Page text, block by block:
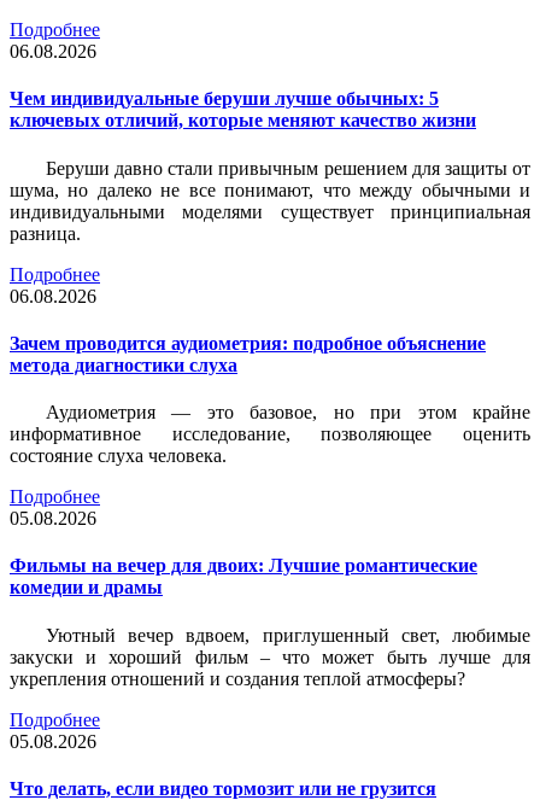
Подробнее
06.08.2026
Чем индивидуальные беруши лучше обычных: 5
ключевых отличий, которые меняют качество жизни
Беруши давно стали привычным решением для защиты от
шума, но далеко не все понимают, что между обычными и
индивидуальными моделями существует принципиальная
разница.
Подробнее
06.08.2026
Зачем проводится аудиометрия: подробное объяснение
метода диагностики слуха
Аудиометрия — это базовое, но при этом крайне
информативное исследование, позволяющее оценить
состояние слуха человека.
Подробнее
05.08.2026
Фильмы на вечер для двоих: Лучшие романтические
комедии и драмы
Уютный вечер вдвоем, приглушенный свет, любимые
закуски и хороший фильм – что может быть лучше для
укрепления отношений и создания теплой атмосферы?
Подробнее
05.08.2026
Что делать, если видео тормозит или не грузится